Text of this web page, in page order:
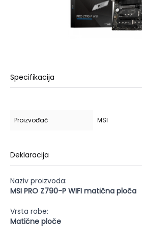
Specifikacija
Proizvođač MSI
Deklaracija
Naziv proizvoda:
MSI PRO Z790-P WIFI matična ploča
Vrsta robe:
Matične ploče